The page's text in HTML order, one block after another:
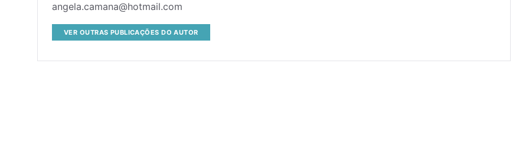
angela.camana@hotmail.com
VER OUTRAS PUBLICAÇÕES DO AUTOR